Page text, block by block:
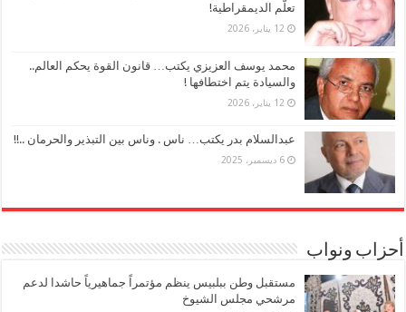
تعلُّم الديمقراطية!
12 يناير، 2026
محمد يوسف العزيزي يكتب… قانون القوة يحكم العالم..
والسيادة يتم اختطافها !
12 يناير، 2026
عبدالسلام بدر يكتب… ناس . وناس بين التبذير والحرمان ..!!
6 ديسمبر، 2025
أحزاب ونواب
مستقبل وطن ببلبيس ينظم مؤتمراً جماهيرياً حاشدا لدعم
مرشحي مجلس الشيوخ